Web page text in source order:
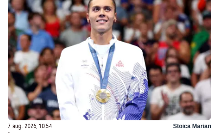
7 aug. 2026, 10:54 Stoica Marian